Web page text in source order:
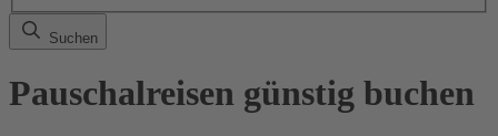
Suchen
Pauschalreisen günstig buchen